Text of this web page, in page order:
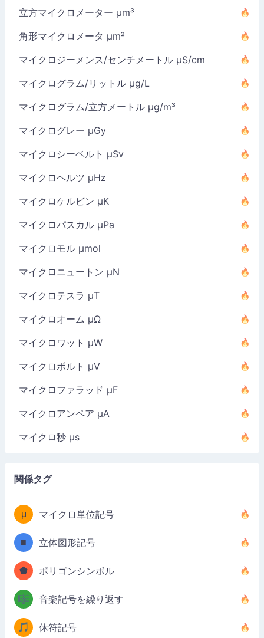
立方マイクロメーター µm³
角形マイクロメータ µm²
マイクロジーメンス/センチメートル µS/cm
マイクログラム/リットル µg/L
マイクログラム/立方メートル µg/m³
マイクログレー µGy
マイクロシーベルト µSv
マイクロヘルツ µHz
マイクロケルビン µK
マイクロパスカル µPa
マイクロモル µmol
マイクロニュートン µN
マイクロテスラ µT
マイクロオーム µΩ
マイクロワット µW
マイクロボルト µV
マイクロファラッド µF
マイクロアンペア µA
マイクロ秒 µs
関係タグ
μ マイクロ単位記号
■ 立体図形記号
⬟ ポリゴンシンボル
🎼 音楽記号を繰り返す
🎵 休符記号